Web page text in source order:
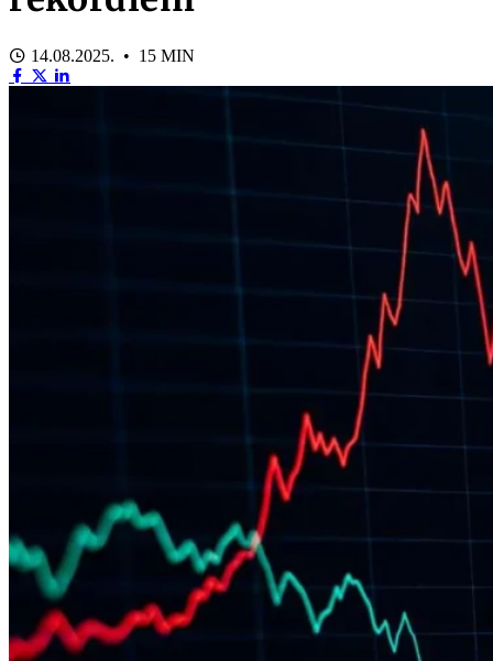
14.08.2025. • 15 MIN